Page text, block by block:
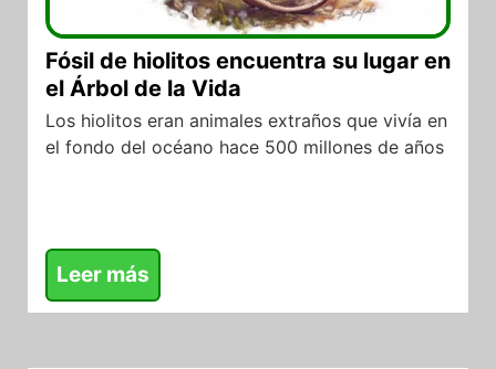
Fósil de hiolitos encuentra su lugar en
el Árbol de la Vida
Los hiolitos eran animales extraños que vivía en
el fondo del océano hace 500 millones de años
Leer más